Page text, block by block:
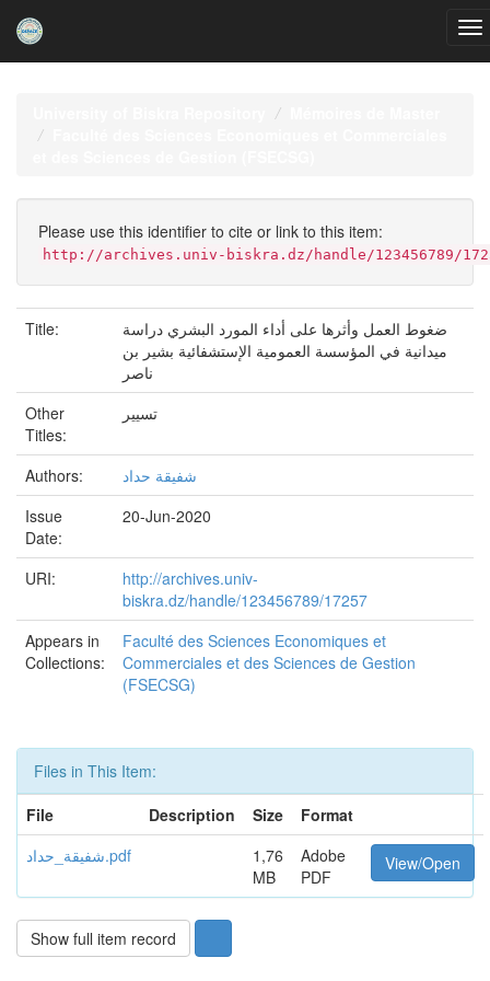
Please use this identifier to cite or link to this item:
http://archives.univ-biskra.dz/handle/123456789/
Title:
ضغوط العمل وأثرها على أداء المورد البشري دراسة
ميدانية في المؤسسة العمومية الإستشفائية بشير بن
ناصر
Other
Titles:
تسيير
Authors:
شفيقة حداد
Issue
Date:
20-Jun-2020
URI:
http://archives.univ-
biskra.dz/handle/123456789/17257
Appears in
Collections:
Faculté des Sciences Economiques et
Commerciales et des Sciences de Gestion
(FSECSG)
Files in This Item:
File
Description Size
Format
شفيقة_حداد.pdf
1,76
MB
Adobe
PDF
View/Open
Show full item record